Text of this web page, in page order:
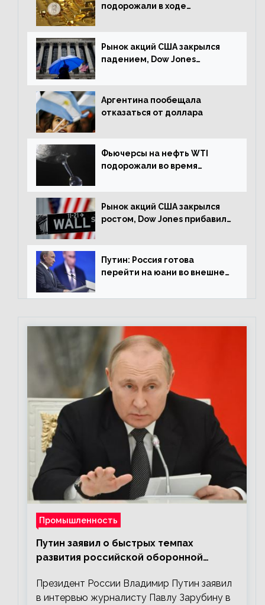
подорожали в ходе
Рынок акций США закрылся
падением, Dow Jones
Аргентина пообещала
отказаться от доллара
Фьючерсы на нефть WTI
подорожали во время
Рынок акций США закрылся
ростом, Dow Jones прибавил
Путин: Россия готова
перейти на юани во внешней
Промышленность
Путин заявил о быстрых темпах
развития российской оборонной
Президент России Владимир Путин заявил
в интервью журналисту Павлу Зарубину в